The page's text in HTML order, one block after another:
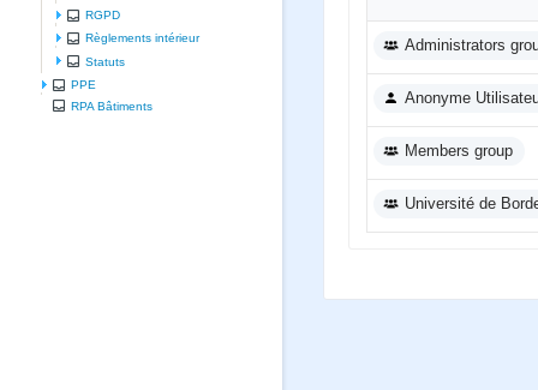
RGPD
Règlements intérieur
Statuts
PPE
RPA Bâtiments
Administrators
Anonyme
Members group
Université de